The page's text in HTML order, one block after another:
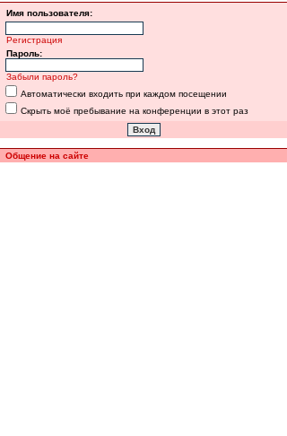
Имя пользователя:
Регистрация
Пароль:
Забыли пароль?
Автоматически входить при каждом посещении
Скрыть моё пребывание на конференции в этот раз
Общение на сайте